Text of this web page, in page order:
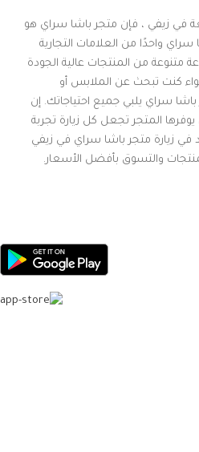
في زيفي ، فإن متجر باشا سراي هو
سراي واحدًا من العلامات التجارية
من المنتجات عالية الجودة
كنت تبحث عن الملابس أو
باشا سراي يلبي جميع احتياجاتك. إن
يوفرها المتجر تجعل كل زيارة تجربة
في زيارة متجر باشا سراي في زيفي
والتسوق بأفضل الأسعار.